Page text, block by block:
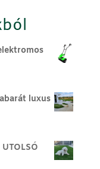
luxus